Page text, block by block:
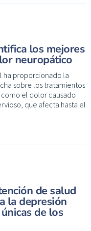
los mejores
neuropático
ha proporcionado la
sobre los tratamientos
el dolor causado
que afecta hasta el
de salud
la depresión
de los